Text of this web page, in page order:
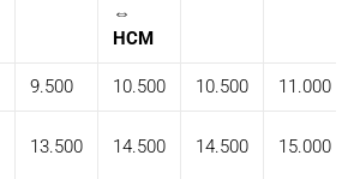
⇔
HCM
9.500 10.500 10.500 11.000
13.500 14.500 14.500 15.000